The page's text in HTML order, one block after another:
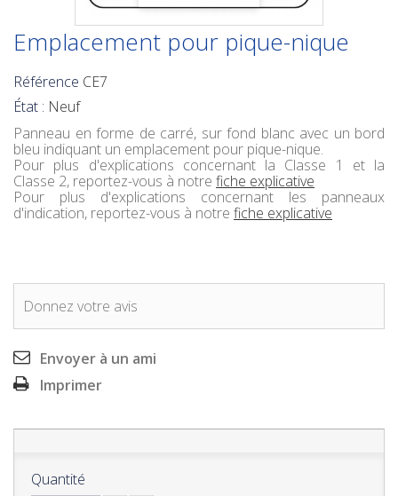
Emplacement pour pique-nique
Référence CE7
État : Neuf
Panneau en forme de carré, sur fond blanc avec un bord
bleu indiquant un emplacement pour pique-nique.
Pour plus d'explications concernant la Classe 1 et la
Classe 2, reportez-vous à notre fiche explicative
Pour plus d'explications concernant les panneaux
d'indication, reportez-vous à notre fiche explicative
Donnez votre avis
Envoyer à un ami
Imprimer
Quantité